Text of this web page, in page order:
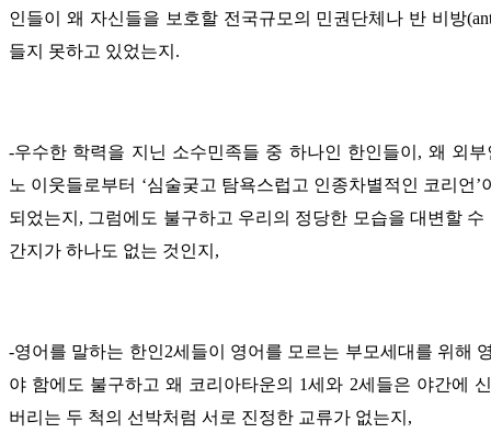
인들이 왜 자신들을 보호할 전국규모의 민권단체나 반 비방
들지 못하고 있었는지.
-우수한 학력을 지닌 소수민족들 중 하나인 한인들이, 왜 외
노 이웃들로부터 ‘심술궂고 탐욕스럽고 인종차별적인 코리언
되었는지, 그럼에도 불구하고 우리의 정당한 모습을 대변할
간지가 하나도 없는 것인지,
-영어를 말하는 한인2세들이 영어를 모르는 부모세대를 위해
야 함에도 불구하고 왜 코리아타운의 1세와 2세들은 야간에
버리는 두 척의 선박처럼 서로 진정한 교류가 없는지,